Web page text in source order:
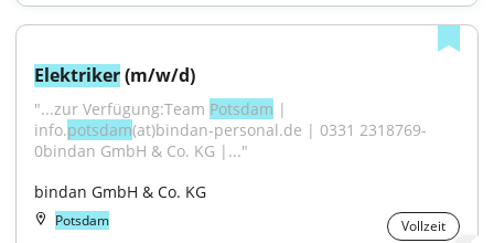
Elektriker (m/w/d)
"...zur Verfügung:Team Potsdam |
info.potsdam(at)bindan-personal.de | 0331 2318769-
0bindan GmbH & Co. KG |..."
bindan GmbH & Co. KG
Potsdam Vollzeit